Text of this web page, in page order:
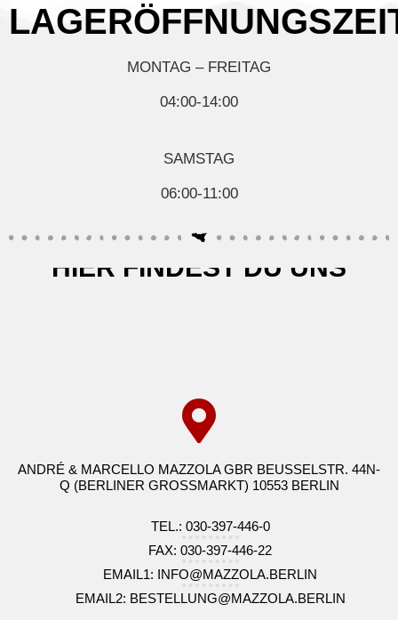
MONTAG – FREITAG
04:00-14:00
SAMSTAG
06:00-11:00
HIER FINDEST DU UNS
ANDRÉ & MARCELLO MAZZOLA GBR BEUSSELSTR. 44N-
Q (BERLINER GROSSMARKT) 10553 BERLIN
TEL.: 030-397-446-0
FAX: 030-397-446-22
EMAIL1: INFO@MAZZOLA.BERLIN
EMAIL2: BESTELLUNG@MAZZOLA.BERLIN